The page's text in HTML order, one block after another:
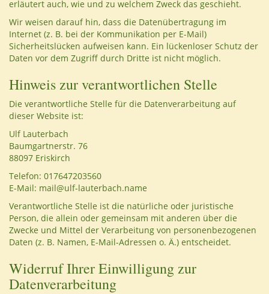
erläutert auch, wie und zu welchem Zweck das geschieht.
Wir weisen darauf hin, dass die Datenübertragung im
Internet (z. B. bei der Kommunikation per E-Mail)
Sicherheitslücken aufweisen kann. Ein lückenloser Schutz der
Daten vor dem Zugriff durch Dritte ist nicht möglich.
Hinweis zur verantwortlichen Stelle
Die verantwortliche Stelle für die Datenverarbeitung auf
dieser Website ist:
Ulf Lauterbach
Baumgartnerstr. 76
88097 Eriskirch
Telefon: 017647203560
E-Mail: mail@ulf-lauterbach.name
Verantwortliche Stelle ist die natürliche oder juristische
Person, die allein oder gemeinsam mit anderen über die
Zwecke und Mittel der Verarbeitung von personenbezogenen
Daten (z. B. Namen, E-Mail-Adressen o. Ä.) entscheidet.
Widerruf Ihrer Einwilligung zur
Datenverarbeitung